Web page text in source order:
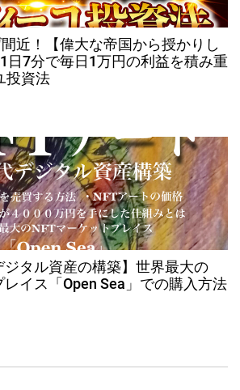
近！【偉大な帝国から授かりし
日7分で毎日1万円の利益を積み重
投資法
ジタル資産の構築】世界最大の
イス「Open Sea」での購入方法